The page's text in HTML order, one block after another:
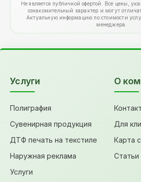
Не является публичной офертой. Все цены,
ознакомительный характер и могут
Актуальную информацию по стоимости
менеджера.
Услуги
Полиграфия
Сувенирная продукция
ДТФ печать на текстиле
Наружная реклама
Услуги
О
Для
Карта
Статьи